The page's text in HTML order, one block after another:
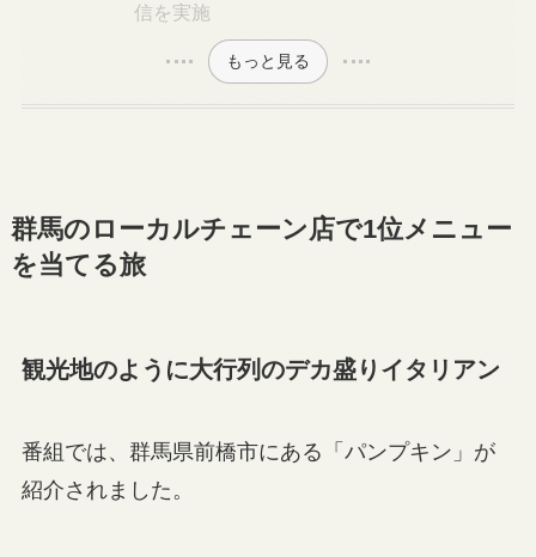
信を実施
もっと見る
群馬のローカルチェーン店で1位メニュー
を当てる旅
観光地のように大行列のデカ盛りイタリアン
番組では、群馬県前橋市にある「パンプキン」が
紹介されました。